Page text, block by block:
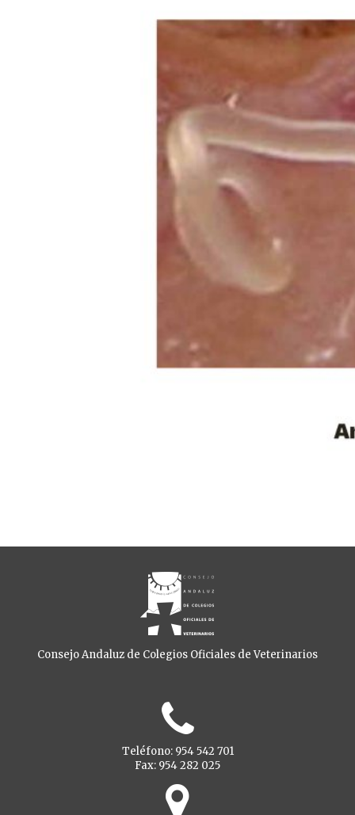
Consejo Andaluz de Colegios Oficiales de Veterinarios
Teléfono: 954 542 701
Fax: 954 282 025